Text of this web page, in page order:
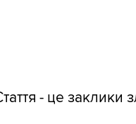
- це заклики